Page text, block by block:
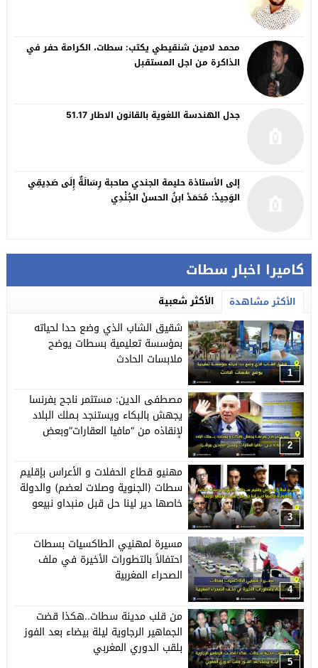
كاميرا اخبار سطات
الأكثر مشاهدة الأكثر شعبية
1
شقيق الشاب الذي وضع حدا لحياته
بمؤسسة تعليمية بسطات يوضح
ملابسات الحادث
2
مصطفى الدين: مستثمر ناجح بفرنسا
يجهش بالبكاء ويستنجد بـملك البلاد
لإنقاذه من “مافيا العقارات”وبعض
3
مهنيو قطاع الحفلات و الأعراس بإقليم
سطات (الجنوية وصلات لعضم) والدولة
خاصها دير لينا حل قبل منبداو نبيعو
4
مسيرة لمهنيي الطاكسيات بسطات
احتفالاً بالتطورات الأخيرة في ملف
الصحراء المغربية
5
من قلب مدينة سطات..هكذا قضت
الجماهير الرجاوية ليلة بيضاء بعد الفوز
بلقب الدوري المغربي
محمد لامين شنقيطي يكتب: سطات، الكرامة حفر في
الذاكرة من اجل المستقبل
جدل الهندسة اللغوية بالقانون الاطار 51.17
إلى الأستاذة حليمة الجندي صاحبة رِسَالَةٌ إِلَى صَدِيقِي
الوَحِيدْ: مُحَمَدْ ابنُ الحسنْ الجُنْدِي